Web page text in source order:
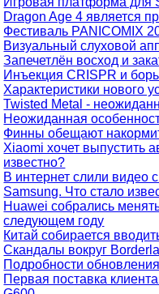
Dragon Age 4 является
Фестиваль PANICOMIX
Визуальный слуховой
Запечетлён восход и
Инъекция CRISPR и
Характеристики нового
Twisted Metal -
Неожиданная
Финны обещают
Xiaomi хочет выпустить
известно?
В интернет слили
Samsung. Что стало
Huawei собрались
следующем году
Китай собирается
Скандалы вокруг
Подробности
Первая поставка